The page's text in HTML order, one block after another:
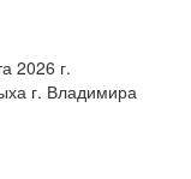
2026 г.
г. Владимира